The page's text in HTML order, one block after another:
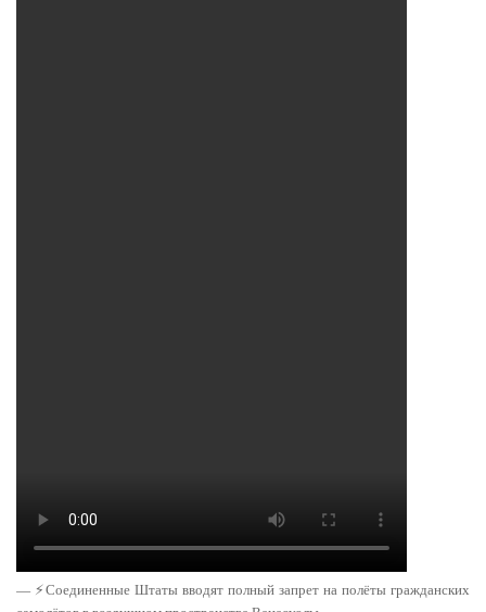
— ⚡️Соединенные Штаты вводят полный запрет на полёты гражданских